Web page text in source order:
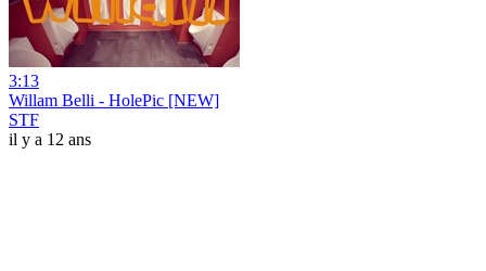
3:13
Willam Belli - HolePic [NEW]
STF
il y a 12 ans